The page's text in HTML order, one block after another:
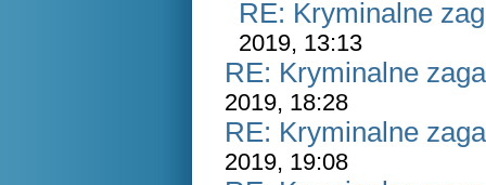
RE: Kryminalne
2019, 13:13
RE: Kryminalne
2019, 18:28
RE: Kryminalne
2019, 19:08